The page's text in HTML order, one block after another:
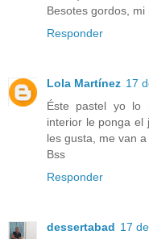
Besotes gordos, mi
Responder
Lola Martínez 17
Éste pastel yo lo
interior le ponga el
les gusta, me van a
Bss
Responder
dessertabad 17